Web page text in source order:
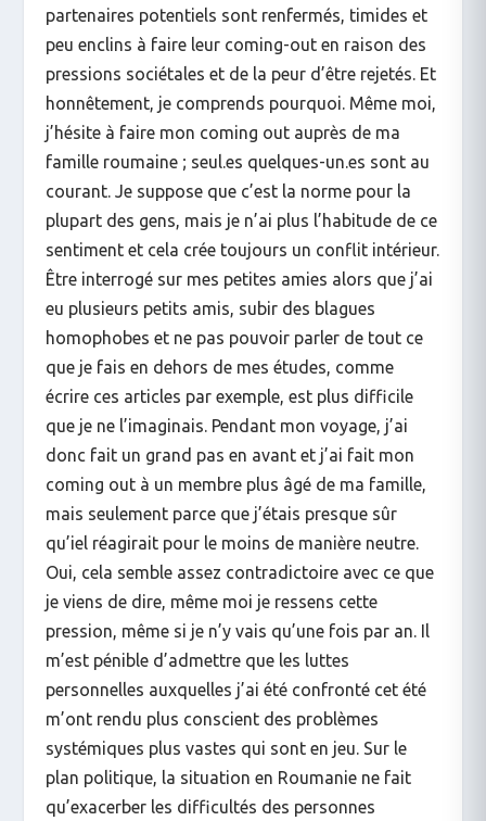
partenaires potentiels sont renfermés, timides et
peu enclins à faire leur coming-out en raison des
pressions sociétales et de la peur d’être rejetés. Et
honnêtement, je comprends pourquoi. Même moi,
j’hésite à faire mon coming out auprès de ma
famille roumaine ; seul.es quelques-un.es sont au
courant. Je suppose que c’est la norme pour la
plupart des gens, mais je n’ai plus l’habitude de ce
sentiment et cela crée toujours un conflit intérieur.
Être interrogé sur mes petites amies alors que j’ai
eu plusieurs petits amis, subir des blagues
homophobes et ne pas pouvoir parler de tout ce
que je fais en dehors de mes études, comme
écrire ces articles par exemple, est plus difficile
que je ne l’imaginais. Pendant mon voyage, j’ai
donc fait un grand pas en avant et j’ai fait mon
coming out à un membre plus âgé de ma famille,
mais seulement parce que j’étais presque sûr
qu’iel réagirait pour le moins de manière neutre.
Oui, cela semble assez contradictoire avec ce que
je viens de dire, même moi je ressens cette
pression, même si je n’y vais qu’une fois par an. Il
m’est pénible d’admettre que les luttes
personnelles auxquelles j’ai été confronté cet été
m’ont rendu plus conscient des problèmes
systémiques plus vastes qui sont en jeu. Sur le
plan politique, la situation en Roumanie ne fait
qu’exacerber les difficultés des personnes